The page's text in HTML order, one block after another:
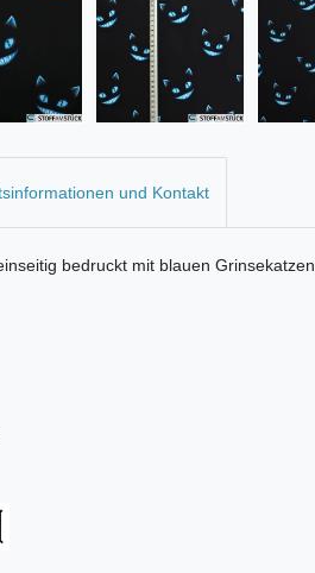
und Kontakt
bedruckt mit blauen Grinsekatzen